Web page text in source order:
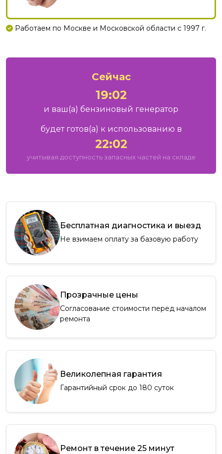
Работаем по Москве и Московской области с 1997 г.
Сейчас
19:02
и ваш(а) бензиновый генератор
будет готов(а) к использованию в
22:02
учитывая доступность запасных частей на складе
Бесплатная диагностика и выезд
Не взимаем оплату за базовую работу
Прозрачные цены
Согласование стоимости перед началом
ремонта
Великолепная гарантия
Гарантийный срок до 180 суток
Ремонт в течение 25 минут